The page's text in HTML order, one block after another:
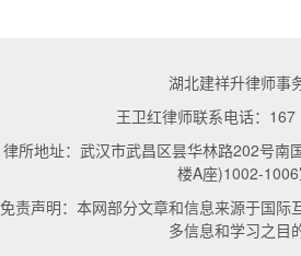
湖北建祥升律师事
王卫红律师联系电话：
律所地址：武汉市武昌区昙华林路202号南
楼A座)1002-
免责声明：本网部分文章和信息来源于国际
多信息和学习之目